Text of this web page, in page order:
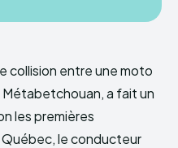
collision entre une moto
a fait un
les premières
le conducteur